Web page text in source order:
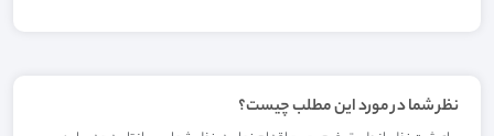
نظر شما در مورد این مطلب چیست؟